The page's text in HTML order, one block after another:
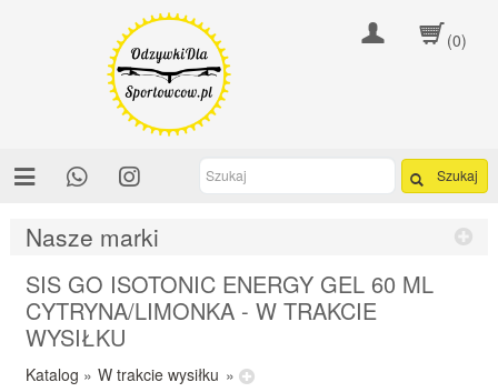
(0)
Szukaj
Nasze marki
SIS GO ISOTONIC ENERGY GEL 60 ML
CYTRYNA/LIMONKA - W TRAKCIE
WYSIŁKU
Katalog » W trakcie wysiłku »